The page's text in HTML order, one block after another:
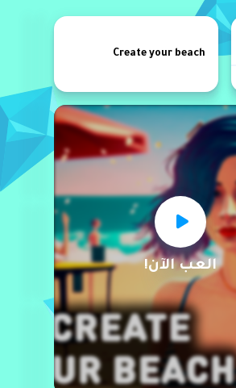
الرئيسية
العب الآن!
Create your beach